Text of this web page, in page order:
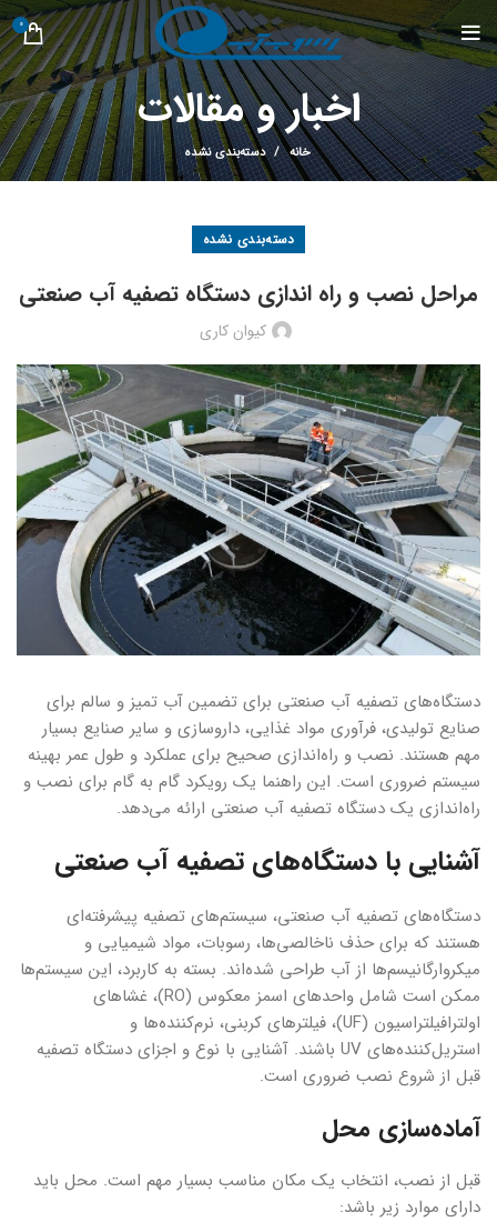
0
اخبار و مقالات
خانه دسته‌بندی نشده
دسته‌بندی نشده
مراحل نصب و راه اندازی دستگاه تصفیه آب صنعتی
کیوان کاری
دستگاه‌های تصفیه آب صنعتی برای تضمین آب تمیز و سالم برای
صنایع تولیدی، فرآوری مواد غذایی، داروسازی و سایر صنایع بسیار
مهم هستند. نصب و راه‌اندازی صحیح برای عملکرد و طول عمر بهینه
سیستم ضروری است. این راهنما یک رویکرد گام به گام برای نصب و
راه‌اندازی یک دستگاه تصفیه آب صنعتی ارائه می‌دهد.
آشنایی با دستگاه‌های تصفیه آب صنعتی
دستگاه‌های تصفیه آب صنعتی، سیستم‌های تصفیه پیشرفته‌ای
هستند که برای حذف ناخالصی‌ها، رسوبات، مواد شیمیایی و
میکروارگانیسم‌ها از آب طراحی شده‌اند. بسته به کاربرد، این سیستم‌ها
ممکن است شامل واحدهای اسمز معکوس (RO)، غشاهای
اولترافیلتراسیون (UF)، فیلترهای کربنی، نرم‌کننده‌ها و
استریل‌کننده‌های UV باشند. آشنایی با نوع و اجزای دستگاه تصفیه
قبل از شروع نصب ضروری است.
آماده‌سازی محل
قبل از نصب، انتخاب یک مکان مناسب بسیار مهم است. محل باید
دارای موارد زیر باشد: